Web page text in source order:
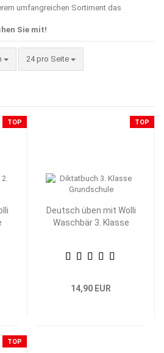
umfangreichen Sortiment das
Sie mit!
24 pro Seite
pro Seite
TOP TOP
Deutsch üben mit Wolli
Waschbär 3. Klasse
14,90 EUR
TOP